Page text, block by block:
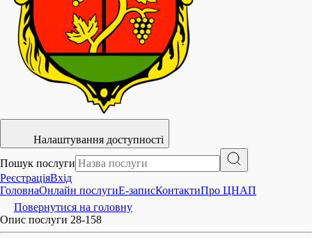
Налаштування доступності
Пошук послуги
РеєстраціяВхід
ГоловнаОнлайн послугиE-записКонтактиПро ЦНАП
Повернутися на головну
Опис послуги 28-158